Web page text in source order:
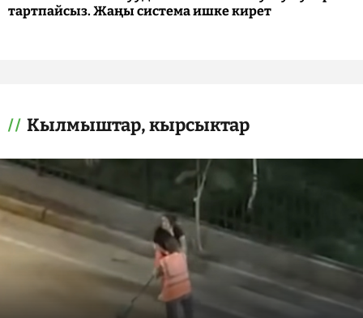
тартпайсыз. Жаңы система ишке кирет
Кылмыштар, кырсыктар